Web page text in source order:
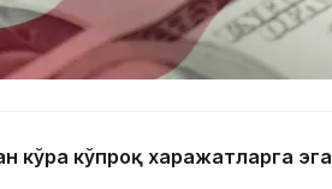
кўра кўпроқ харажатларга эга